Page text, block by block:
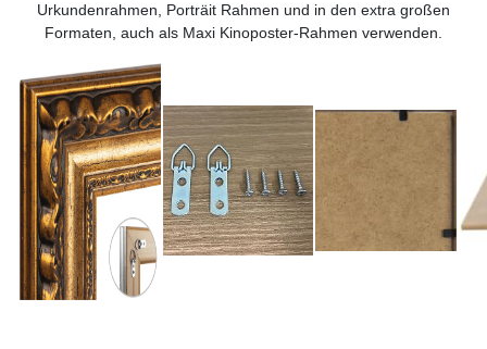
Urkundenrahmen, Porträit Rahmen und in den extra großen
Formaten, auch als Maxi Kinoposter-Rahmen verwenden.